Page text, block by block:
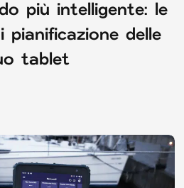
più intelligente: le
pianificazione delle
tablet